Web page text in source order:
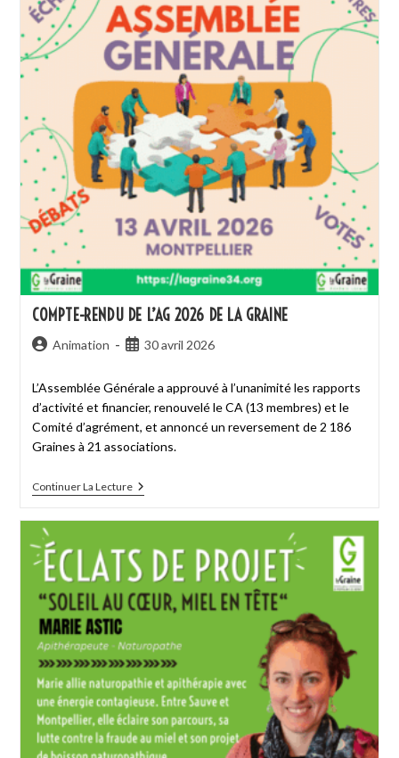
COMPTE-RENDU DE L’AG 2026 DE LA GRAINE
Animation 30 avril 2026
L’Assemblée Générale a approuvé à l’unanimité les rapports
d’activité et financier, renouvelé le CA (13 membres) et le
Comité d’agrément, et annoncé un reversement de 2 186
Graines à 21 associations.
Continuer La Lecture